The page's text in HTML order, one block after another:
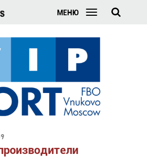
МЕНЮ